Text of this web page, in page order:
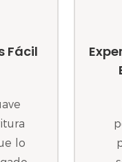
Fácil
lo